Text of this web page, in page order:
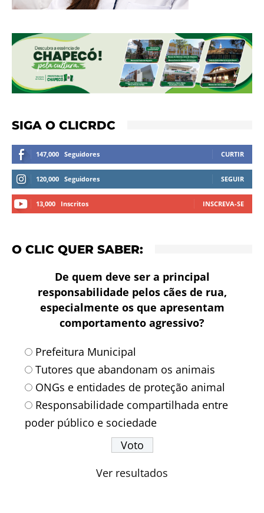
SIGA O CLICRDC
147,000 Seguidores CURTIR
120,000 Seguidores SEGUIR
13,000 Inscritos INSCREVA-SE
O CLIC QUER SABER:
De quem deve ser a principal
responsabilidade pelos cães de rua,
especialmente os que apresentam
comportamento agressivo?
Prefeitura Municipal
Tutores que abandonam os animais
ONGs e entidades de proteção animal
Responsabilidade compartilhada entre
poder público e sociedade
Ver resultados